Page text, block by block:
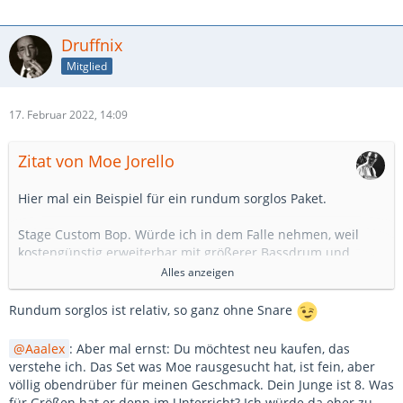
Druffnix
Mitglied
17. Februar 2022, 14:09
Zitat von Moe Jorello
Hier mal ein Beispiel für ein rundum sorglos Paket.
Stage Custom Bop. Würde ich in dem Falle nehmen, weil
kostengünstig erweiterbar mit größerer Bassdrum und
weiteren Toms, wenn gewünscht. Das bieten nicht alle
anderen Hersteller an. Preis/Leistung ist defintiv top.
https://www.thomann.de/de/yamaha_stage_custom_bop_kit_
cr.htm
639 Euro.
Dazu ein Hardware-Set, dass ordentlich ist. Da sind Tama
und Yamaha seit einigen Jahren ganz weit vorne.
Alles anzeigen
Rundum sorglos ist relativ, so ganz ohne Snare
Aaalex : Aber mal ernst: Du möchtest neu kaufen, das
verstehe ich. Das Set was Moe rausgesucht hat, ist fein, aber
völlig obendrüber für meinen Geschmack. Dein Junge ist 8. Was